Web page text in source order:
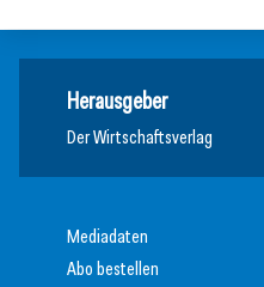
Herausgeber
Der Wirtschaftsverlag
Mediadaten
Abo bestellen